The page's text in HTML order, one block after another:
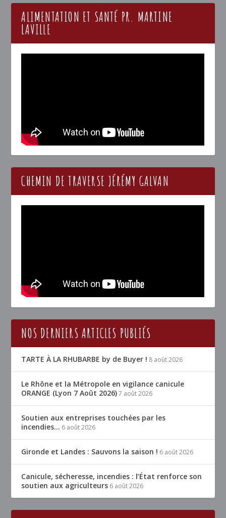
ALIMENTATION ET SANTÉ PR. MARTINE
LAVILLE
CHEMIN DE TRAVERSE JÉRÉMY GALVAN
NOS DERNIERS ARTICLES PUBLIÉS
TARTE À LA RHUBARBE by de Buyer ! 8 août 2026
Le Rhône et la Métropole en vigilance canicule
ORANGE (Lyon 7 Août 2026) 7 août 2026
Soutien aux entreprises touchées par les
incendies… 6 août 2026
Gironde et Landes : Sauvons la saison ! 6 août 2026
Canicule, sécheresse, incendies : l’État renforce son
soutien aux agriculteurs 6 août 2026